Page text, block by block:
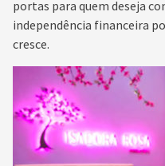
portas para quem deseja
independência financeira
cresce.